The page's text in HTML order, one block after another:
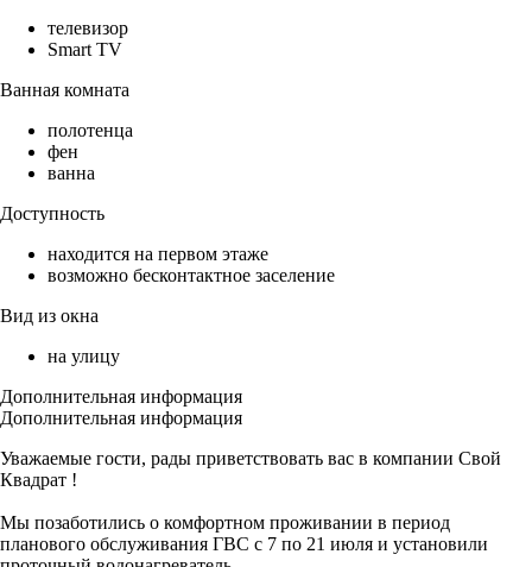
телевизор
Smart TV
Ванная комната
полотенца
фен
ванна
Доступность
находится на первом этаже
возможно бесконтактное заселение
Вид из окна
на улицу
Дополнительная информация
Дополнительная информация
Уважаемые гости, рады приветствовать вас в компании Свой
Квадрат !
Мы позаботились о комфортном проживании в период
планового обслуживания ГВС с 7 по 21 июля и установили